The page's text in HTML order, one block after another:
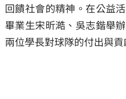
回饋社會的精神。在公益
畢業生宋昕澔、吳志鍇舉
兩位學長對球隊的付出與貢